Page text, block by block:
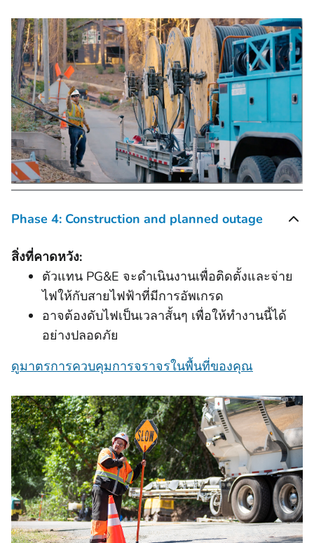
Phase 4: Construction and planned outage
สิ่งที่คาดหวัง:
ตัวแทน PG&E จะดำเนินงานเพื่อติดตั้งและจ่าย
ไฟให้กับสายไฟฟ้าที่มีการอัพเกรด
อาจต้องดับไฟเป็นเวลาสั้นๆ เพื่อให้ทำงานนี้ได้
อย่างปลอดภัย
ดูมาตรการควบคุมการจราจรในพื้นที่ของคุณ